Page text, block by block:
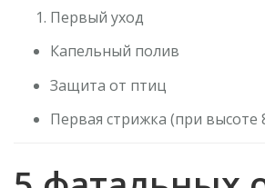
Первый уход
Капельный полив
Защита от птиц
Первая стрижка (при высоте